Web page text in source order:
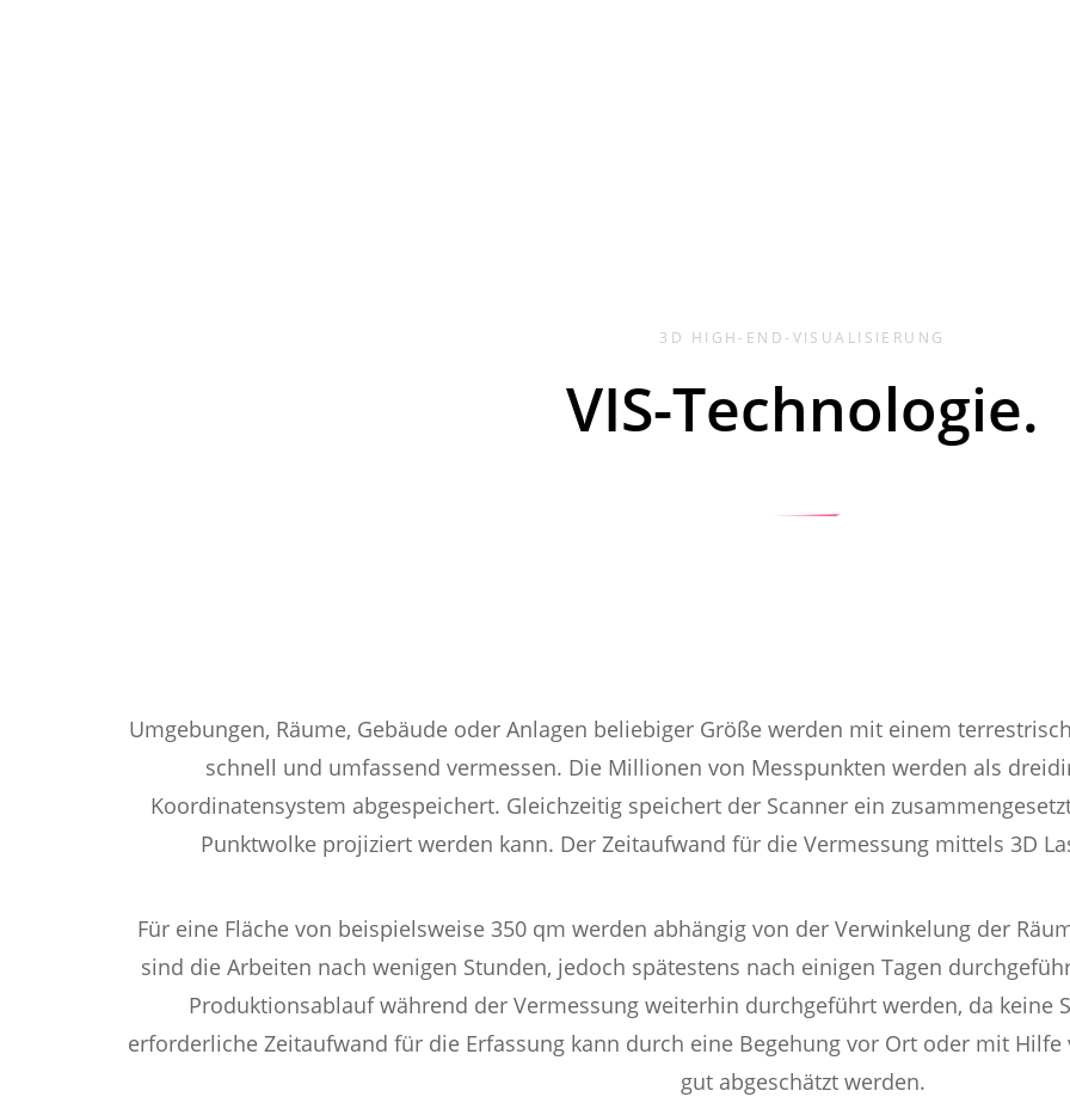
3D HIGH-END-VISUALISIERUNG
VIS-Technologie.
Umgebungen, Räume, Gebäude oder Anlagen beliebiger Größe werden mit einem
schnell und umfassend vermessen. Die Millionen von Messpunkten werden als
Koordinatensystem abgespeichert. Gleichzeitig speichert der Scanner ein
Punktwolke projiziert werden kann. Der Zeitaufwand für die Vermessung mittels 3D
Für eine Fläche von beispielsweise 350 qm werden abhängig von der Verwinkelung der
sind die Arbeiten nach wenigen Stunden, jedoch spätestens nach einigen Tagen
Produktionsablauf während der Vermessung weiterhin durchgeführt werden, da keine
erforderliche Zeitaufwand für die Erfassung kann durch eine Begehung vor Ort oder mit
gut abgeschätzt werden.